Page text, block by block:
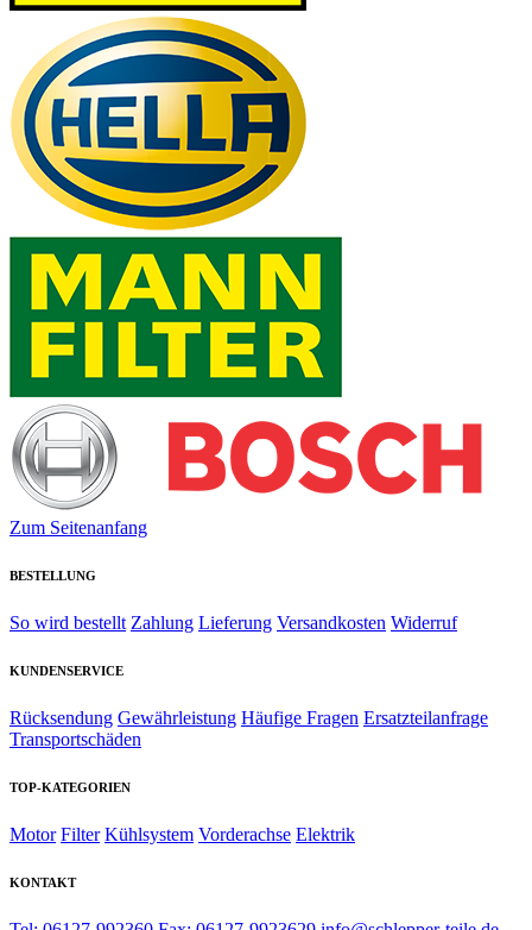
Zum Seitenanfang
BESTELLUNG
So wird bestellt Zahlung Lieferung Versandkosten Widerruf
KUNDENSERVICE
Rücksendung Gewährleistung Häufige Fragen Ersatzteilanfrage
Transportschäden
TOP-KATEGORIEN
Motor Filter Kühlsystem Vorderachse Elektrik
KONTAKT